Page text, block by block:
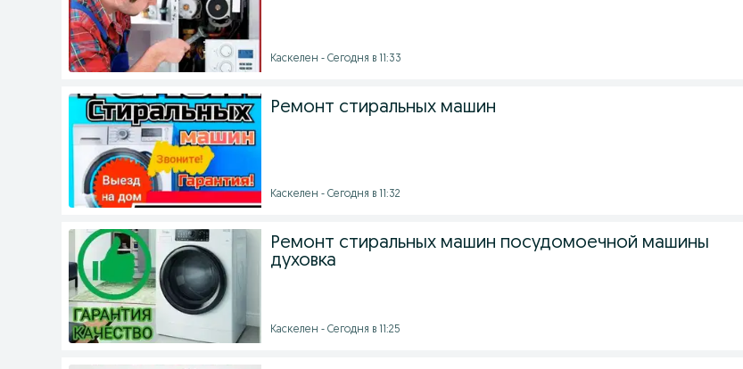
Каскелен - Сегодня в 11:33
Ремонт стиральных машин
Каскелен - Сегодня в 11:32
Ремонт стиральных машин посудомоечной машины
духовка
Каскелен - Сегодня в 11:25